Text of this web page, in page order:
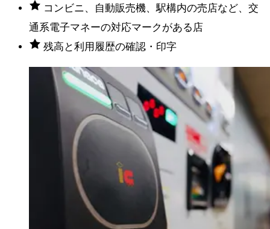
コンビニ、自動販売機、駅構内の売店など、交
通系電子マネーの対応マークがある店
残高と利用履歴の確認・印字